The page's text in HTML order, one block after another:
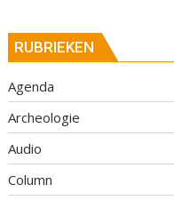
RUBRIEKEN
Agenda
Archeologie
Audio
Column